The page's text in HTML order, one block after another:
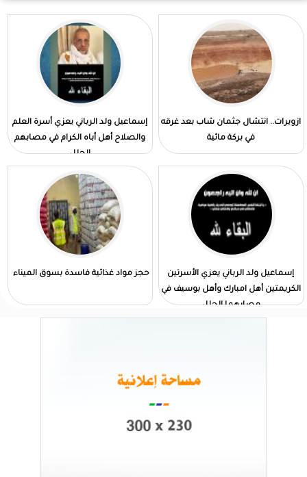
ازويرات.. انتشال جثمان شاب بعد غرقه
في بركة مائية
إسماعيل ولد الرباني يعزي أسرة العلم
والصلاح أهل أباه الكرام في مصابهم
الجلل
إسماعيل ولد الرباني يعزي الأسرتين
الكريمتين أهل امبارك وأهل بوسيف في
مصابهما الجلل
حجز مواد غذائية فاسدة بسوق الميناء